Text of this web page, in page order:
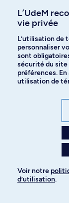
Plus de
Mettez les
programmes à
choix d’études
candidats
Diplôme
Hygiène
30 crédits
Temps plein ,
L’UdeM
vie privée
L’utilisation de
personnaliser
sont
sécurité du site
préférences.
utilisation de
Voir notre
d’utilisation.